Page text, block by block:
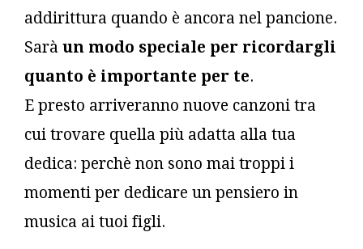
addirittura quando è ancora nel pancione.
Sarà un modo speciale per ricordargli
quanto è importante per te.
E presto arriveranno nuove canzoni tra
cui trovare quella più adatta alla tua
dedica: perchè non sono mai troppi i
momenti per dedicare un pensiero in
musica ai tuoi figli.